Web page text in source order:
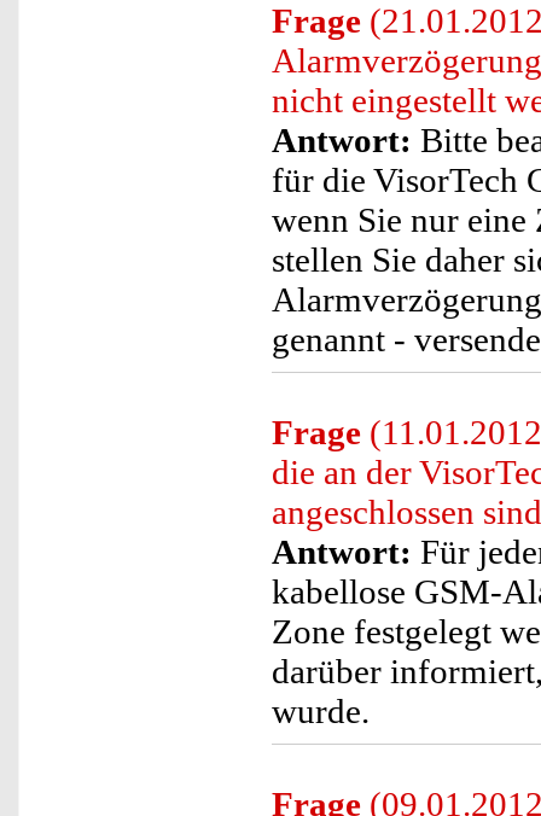
Frage
nicht eingestellt
Antwort: Bitte
für die VisorTech
wenn Sie nur
stellen Sie daher
genannt -
Frage
die an der
angeschlossen
Antwort: Für
kabellose GSM-
Zone festgelegt
darüber
wurde.
Frage